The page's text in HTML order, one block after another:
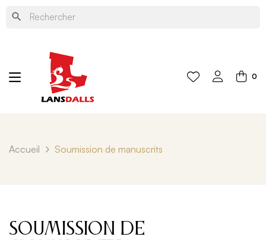
search
0
Accueil Soumission de manuscrits
Soumission de